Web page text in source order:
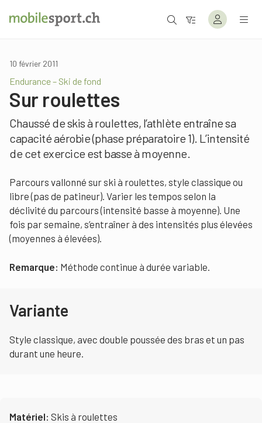
10 février 2011
Endurance – Ski de fond
Sur roulettes
Chaussé de skis à roulettes, l’athlète entraîne sa
capacité aérobie (phase préparatoire 1). L’intensité
de cet exercice est basse à moyenne.
Parcours vallonné sur ski à roulettes, style classique ou
libre (pas de patineur). Varier les tempos selon la
déclivité du parcours (intensité basse à moyenne). Une
fois par semaine, s’entraîner à des intensités plus élevées
(moyennes à élevées).
Remarque: Méthode continue à durée variable.
Variante
Style classique, avec double poussée des bras et un pas
durant une heure.
Matériel: Skis à roulettes